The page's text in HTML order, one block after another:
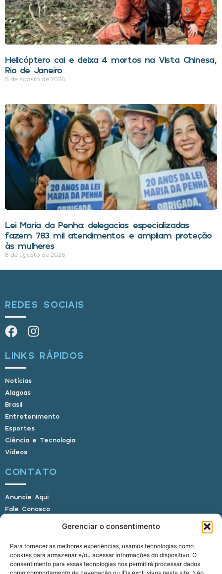
Gerenciar o consentimento
Para fornecer as melhores experiências, usamos tecnologias como
cookies para armazenar e/ou acessar informações do dispositivo. O
consentimento para essas tecnologias nos permitirá processar dados
Helicóptero cai e deixa 4 mortos na Vista Chinesa,
Rio de Janeiro
8 de agosto de 2026
Lei Maria da Penha: delegacias especializadas
fazem 783 mil atendimentos e ampliam proteção
às mulheres
8 de agosto de 2026
REDES SOCIAIS
LINKS RÁPIDOS
Notícias
Alagoas
Brasil
Entretenimento
Esportes
Ciência e Tecnologia
Vídeos
CONTATO
Anuncie Aqui
Fale Conosco
E-mail: alagoasbrasilnoticias@gmail.com